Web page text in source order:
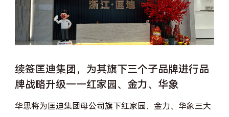
续签匡迪集团，为其旗下三个子品牌进行品
牌战略升级——红家园、金力、华象
华思将为匡迪集团母公司旗下红家园、金力、华象三大